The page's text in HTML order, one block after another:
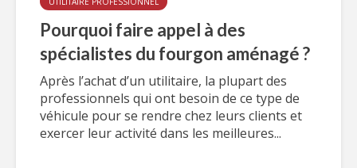
Pourquoi faire appel à des
spécialistes du fourgon aménagé ?
Après l’achat d’un utilitaire, la plupart des
professionnels qui ont besoin de ce type de
véhicule pour se rendre chez leurs clients et
exercer leur activité dans les meilleures...